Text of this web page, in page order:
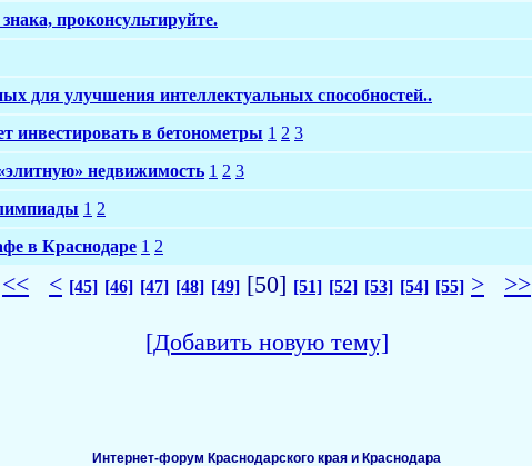
проконсультируйте.
для улучшения интеллектуальных способностей..
инвестировать в бетонометры 1 2 3
недвижимость 1 2 3
1 2
в Краснодаре 1 2
<< < [45] [46] [47] [48] [49] [50] [51] [52] [53] [54] [55] >
>>
[Добавить новую тему]
Интернет-форум Краснодарского края и Краснодара